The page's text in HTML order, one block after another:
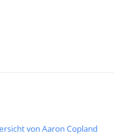
von Aaron Copland